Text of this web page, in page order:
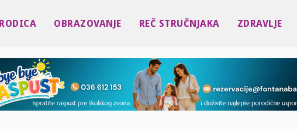
OBRAZOVANJE REČ STRUČNJAKA ZDRAVLJE